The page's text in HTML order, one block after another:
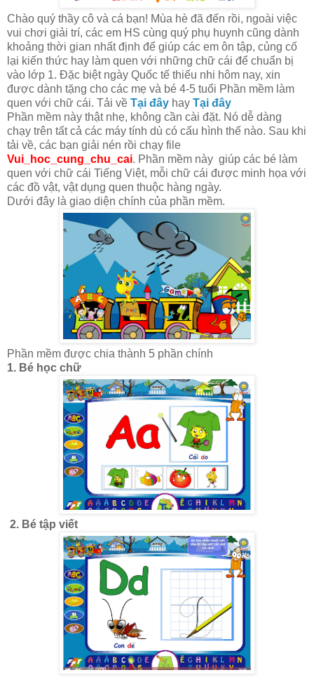
Chào quý thầy cô và cá bạn! Mùa hè đã đến rồi, ngoài việc
vui chơi giải trí, các em HS cùng quý phụ huynh cũng dành
khoảng thời gian nhất định để giúp các em ôn tập, củng cố
lại kiến thức hay làm quen với những chữ cái để chuẩn bị
vào lớp 1. Đặc biệt ngày Quốc tế thiếu nhi hôm nay, xin
được dành tặng cho các mẹ và bé 4-5 tuổi Phần mềm làm
quen với chữ cái. Tải về Tại đây hay Tại đây
Phần mềm này thật nhẹ, không cần cài đặt. Nó dễ dàng
chạy trên tất cả các máy tính dù có cấu hình thế nào. Sau khi
tải về, các bạn giải nén rồi chạy file
Vui_hoc_cung_chu_cai. Phần mềm này giúp các bé làm
quen với chữ cái Tiếng Việt, mỗi chữ cái được minh họa với
các đồ vật, vật dụng quen thuộc hàng ngày.
Dưới đây là giao diện chính của phần mềm.
Phần mềm được chia thành 5 phần chính
1. Bé học chữ
2. Bé tập viết